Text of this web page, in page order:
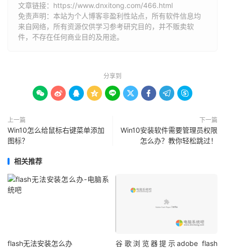
文章链接： https://www.dnxitong.com/466.html
免责声明：本站为个人博客非盈利性站点，所有软件信息均
来自网络，所有资源仅供学习参考研究目的，并不贩卖软
件，不存在任何商业目的及用途。
分享到
        
上一篇
Win10怎么给鼠标右键菜单添加
图标？
下一篇
Win10安装软件需要管理员权限
怎么办？教你轻松跳过！
相关推荐
flash无法安装怎么办
谷歌浏览器提示adobe flash